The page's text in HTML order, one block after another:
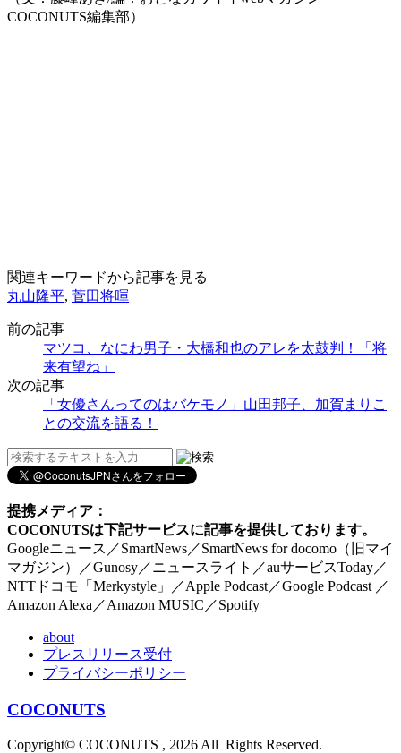
COCONUTS編集部）
関連キーワードから記事を見る
丸山隆平, 菅田将暉
前の記事
マツコ、なにわ男子・大橋和也のアレを太鼓判！「将
来有望ね」
次の記事
「女優さんってのはバケモノ」山田邦子、加賀まりこ
との交流を語る！
提携メディア：
COCONUTSは下記サービスに記事を提供しております。
Googleニュース／SmartNews／SmartNews for docomo（旧マイ
マガジン）／Gunosy／ニュースライト／auサービスToday／
NTTドコモ「Merkystyle」／Apple Podcast／Google Podcast ／
Amazon Alexa／Amazon MUSIC／Spotify
about
プレスリリース受付
プライバシーポリシー
COCONUTS
Copyright© COCONUTS , 2026 All Rights Reserved.